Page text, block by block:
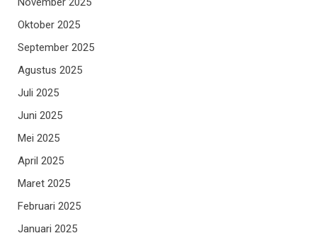
Oktober 2025
September 2025
Agustus 2025
Juli 2025
Juni 2025
Mei 2025
April 2025
Maret 2025
Februari 2025
Januari 2025